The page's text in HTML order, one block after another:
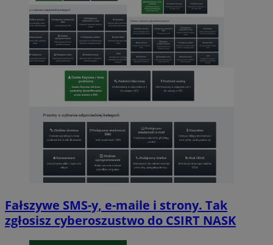
Fałszywe SMS-y, e-maile i strony. Tak
zgłosisz cyberoszustwo do CSIRT NASK